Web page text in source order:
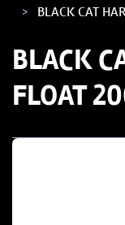
BLACK CAT
BLACK
FLOAT